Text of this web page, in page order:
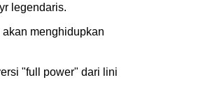
legendaris.
menghidupkan
"full power" dari lini